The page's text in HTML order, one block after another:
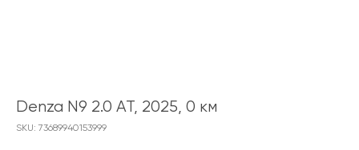
Denza N9 2.0 AT, 2025, 0 км
SKU: 73689940153999